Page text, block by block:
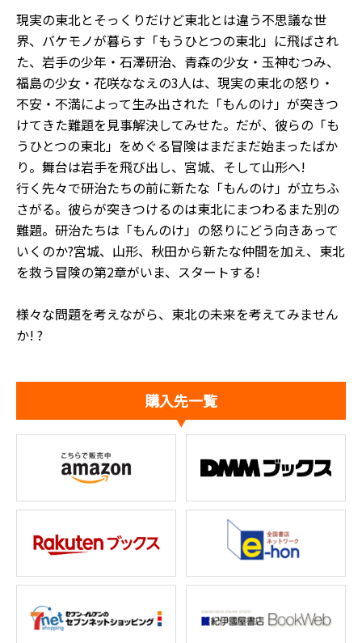
現実の東北とそっくりだけど東北とは違う不思議な世
界、バケモノが暮らす「もうひとつの東北」に飛ばされ
た、岩手の少年・石澤研治、青森の少女・玉神むつみ、
福島の少女・花咲ななえの3人は、現実の東北の怒り・
不安・不満によって生み出された「もんのけ」が突きつ
けてきた難題を見事解決してみせた。だが、彼らの「も
うひとつの東北」をめぐる冒険はまだまだ始まったばか
り。舞台は岩手を飛び出し、宮城、そして山形へ!
行く先々で研治たちの前に新たな「もんのけ」が立ちふ
さがる。彼らが突きつけるのは東北にまつわるまた別の
難題。研治たちは「もんのけ」の怒りにどう向きあって
いくのか?宮城、山形、秋田から新たな仲間を加え、東北
を救う冒険の第2章がいま、スタートする!
様々な問題を考えながら、東北の未来を考えてみません
か! ?
購入先一覧